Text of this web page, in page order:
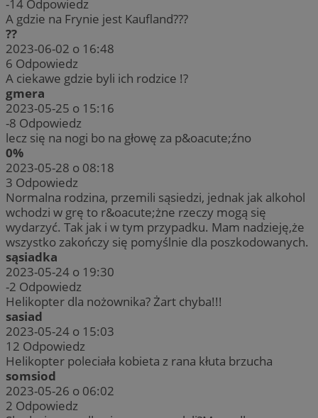
-14 Odpowiedz
A gdzie na Frynie jest Kaufland???
??
2023-06-02 o 16:48
6 Odpowiedz
A ciekawe gdzie byli ich rodzice !?
gmera
2023-05-25 o 15:16
-8 Odpowiedz
lecz się na nogi bo na głowę za p&oacute;źno
0%
2023-05-28 o 08:18
3 Odpowiedz
Normalna rodzina, przemili sąsiedzi, jednak jak alkohol
wchodzi w grę to r&oacute;żne rzeczy mogą się
wydarzyć. Tak jak i w tym przypadku. Mam nadzieję,że
wszystko zakończy się pomyślnie dla poszkodowanych.
sąsiadka
2023-05-24 o 19:30
-2 Odpowiedz
Helikopter dla nożownika? Żart chyba!!!
sasiad
2023-05-24 o 15:03
12 Odpowiedz
Helikopter poleciała kobieta z rana kłuta brzucha
somsiod
2023-05-26 o 06:02
2 Odpowiedz